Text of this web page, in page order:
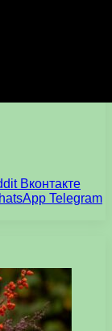
Вконтакте
Telegram